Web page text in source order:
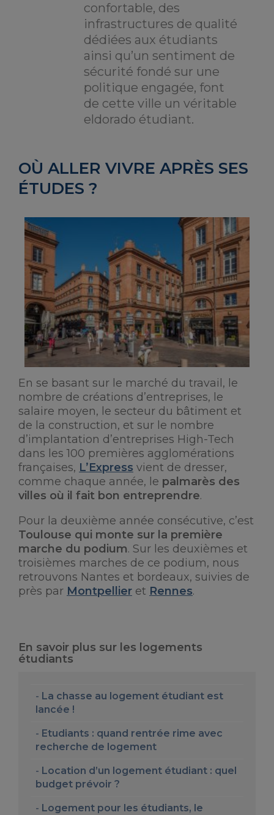
confortable, des
infrastructures de qualité
dédiées aux étudiants
ainsi qu’un sentiment de
sécurité fondé sur une
politique engagée, font
de cette ville un véritable
eldorado étudiant.
OÙ ALLER VIVRE APRÈS SES
ÉTUDES ?
En se basant sur le marché du travail, le
nombre de créations d’entreprises, le
salaire moyen, le secteur du bâtiment et
de la construction, et sur le nombre
d’implantation d’entreprises High-Tech
dans les 100 premières agglomérations
françaises, L’Express vient de dresser,
comme chaque année, le palmarès des
villes où il fait bon entreprendre.
Pour la deuxième année consécutive, c’est
Toulouse qui monte sur la première
marche du podium. Sur les deuxièmes et
troisièmes marches de ce podium, nous
retrouvons Nantes et bordeaux, suivies de
près par Montpellier et Rennes.
En savoir plus sur les logements
étudiants
La chasse au logement étudiant est
lancée !
Etudiants : quand rentrée rime avec
recherche de logement
Location d’un logement étudiant : quel
budget prévoir ?
Logement pour les étudiants, le